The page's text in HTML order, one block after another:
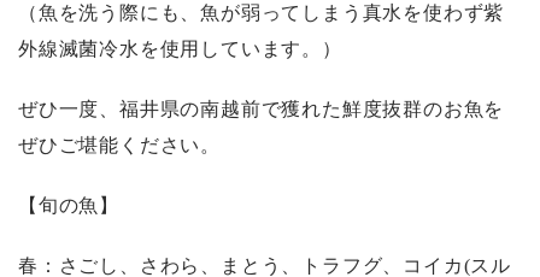
（魚を洗う際にも、魚が弱ってしまう真水を使わず紫
外線滅菌冷水を使用しています。）
ぜひ一度、福井県の南越前で獲れた鮮度抜群のお魚を
ぜひご堪能ください。
【旬の魚】
春：さごし、さわら、まとう、トラフグ、コイカ(スル